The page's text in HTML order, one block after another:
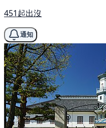
451起出沒
通知